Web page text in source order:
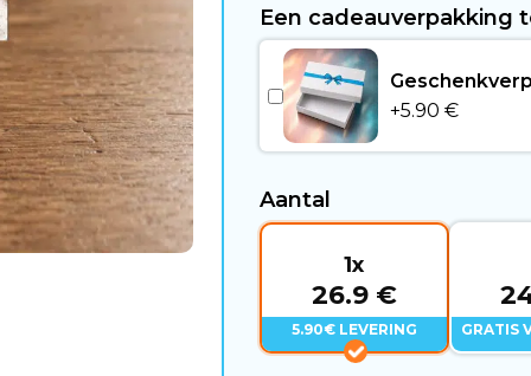
Een cadeauverpakking
+5.90 €
Aantal
1x
26.9 €
5.90€ LEVERING GRATIS